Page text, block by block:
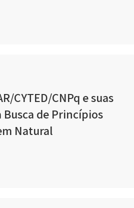
CYTED/CNPq e suas
de Princípios
Natural